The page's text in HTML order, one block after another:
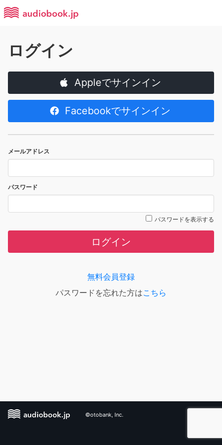
ログイン
Appleでサインイン
Facebookでサインイン
メールアドレス
パスワード
パスワードを表示する
ログイン
無料会員登録
パスワードを忘れた方はこちら
©otobank, Inc.